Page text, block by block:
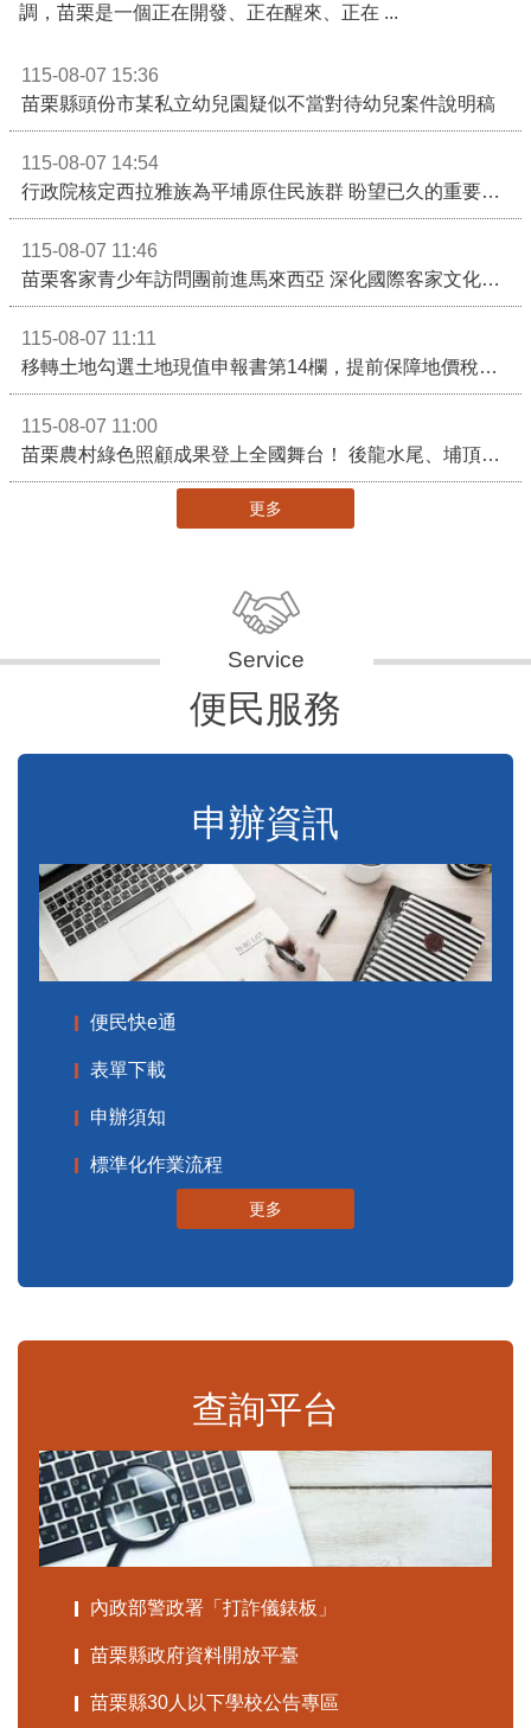
調，苗栗是一個正在開發、正在醒來、正在 ...
115-08-07 15:36
苗栗縣頭份市某私立幼兒園疑似不當對待幼兒案件說明稿
115-08-07 14:54
行政院核定西拉雅族為平埔原住民族群 盼望已久的重要時刻到來！8月13日起受理民族成員名冊登記
115-08-07 11:46
苗栗客家青少年訪問團前進馬來西亞 深化國際客家文化交流
115-08-07 11:11
移轉土地勾選土地現值申報書第14欄，提前保障地價稅節稅權益
115-08-07 11:00
苗栗農村綠色照顧成果登上全國舞台！ 後龍水尾、埔頂社區前進2026高齡健康產業博覽會
更多
便民服務
申辦資訊
便民快e通
表單下載
申辦須知
標準化作業流程
更多
查詢平台
內政部警政署「打詐儀錶板」
苗栗縣政府資料開放平臺
苗栗縣30人以下學校公告專區